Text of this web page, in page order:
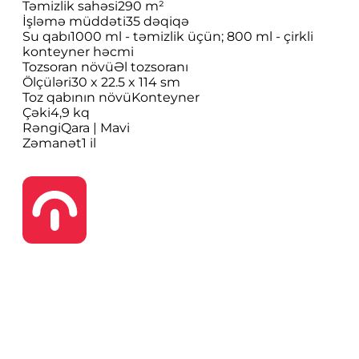
Təmizlik sahəsi290 m²
İşləmə müddəti35 dəqiqə
Su qabı1000 ml - təmizlik üçün; 800 ml - çirkli
konteyner həcmi
Tozsoran növüƏl tozsoranı
Ölçüləri30 x 22.5 x 114 sm
Toz qabının növüKonteyner
Çəki4,9 kq
RəngiQara | Mavi
Zəmanət1 il